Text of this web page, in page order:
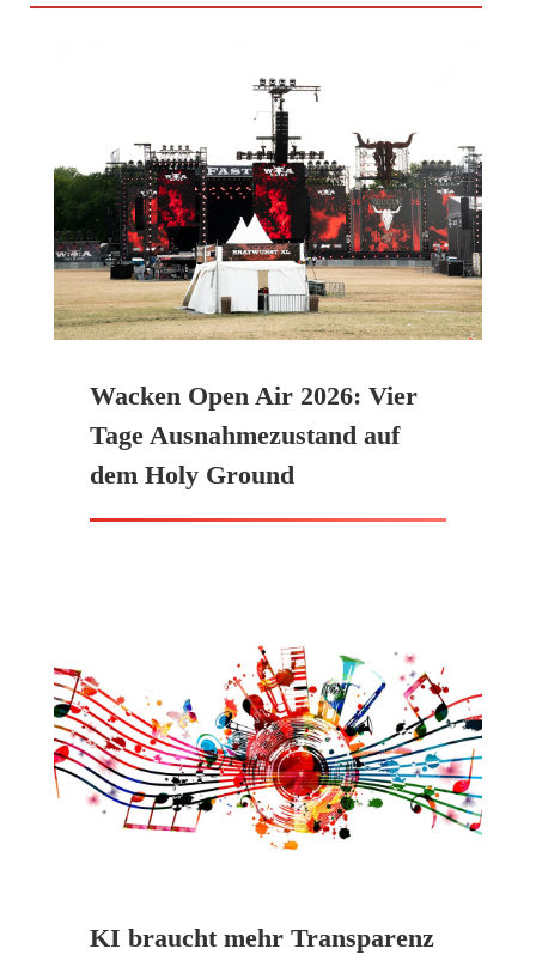
Wacken Open Air 2026: Vier
Tage Ausnahmezustand auf
dem Holy Ground
KI braucht mehr Transparenz